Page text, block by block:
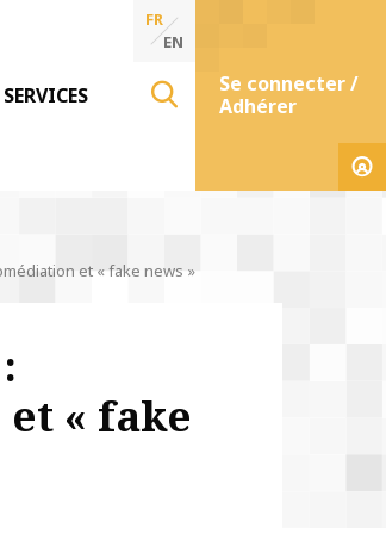
SERVICES
FR
EN
Se connecter /
Adhérer
et « fake news »
« fake